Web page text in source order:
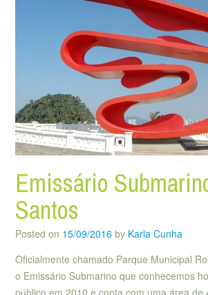
Emissário
Santos
Posted on 15/09/2016 by Karla Cunha
Oficialmente chamado Parque Municipal
o Emissário Submarino que conhecemos
público em 2010 e conta com uma área de